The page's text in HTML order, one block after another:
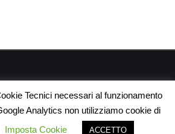
webdesign
Tecnici necessari al funzionamento
Analytics non utilizziamo cookie di
Imposta Cookie ACCETTO